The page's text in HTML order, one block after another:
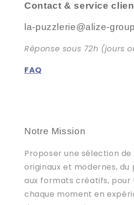
t
i
o
Contact & service
la-puzzlerie@alize-
Réponse sous 72h (jours
FAQ
Notre Mission
Proposer une sélection de
originaux et modernes, du
aux formats créatifs,
chaque moment en